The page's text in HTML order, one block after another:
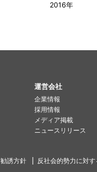
2016年
運営会社
企業情報
採用情報
メディア掲載
ニュースリリース
勧誘方針 反社会的勢力に対